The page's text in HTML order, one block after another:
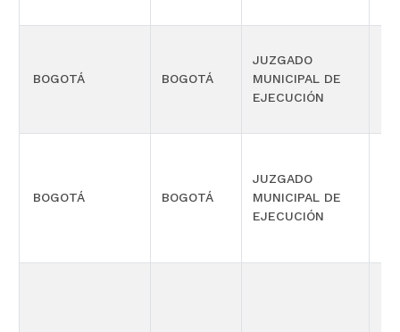
BOGOTÁ BOGOTÁ
JUZGADO
MUNICIPAL DE
EJECUCIÓN
BOGOTÁ BOGOTÁ
JUZGADO
MUNICIPAL DE
EJECUCIÓN